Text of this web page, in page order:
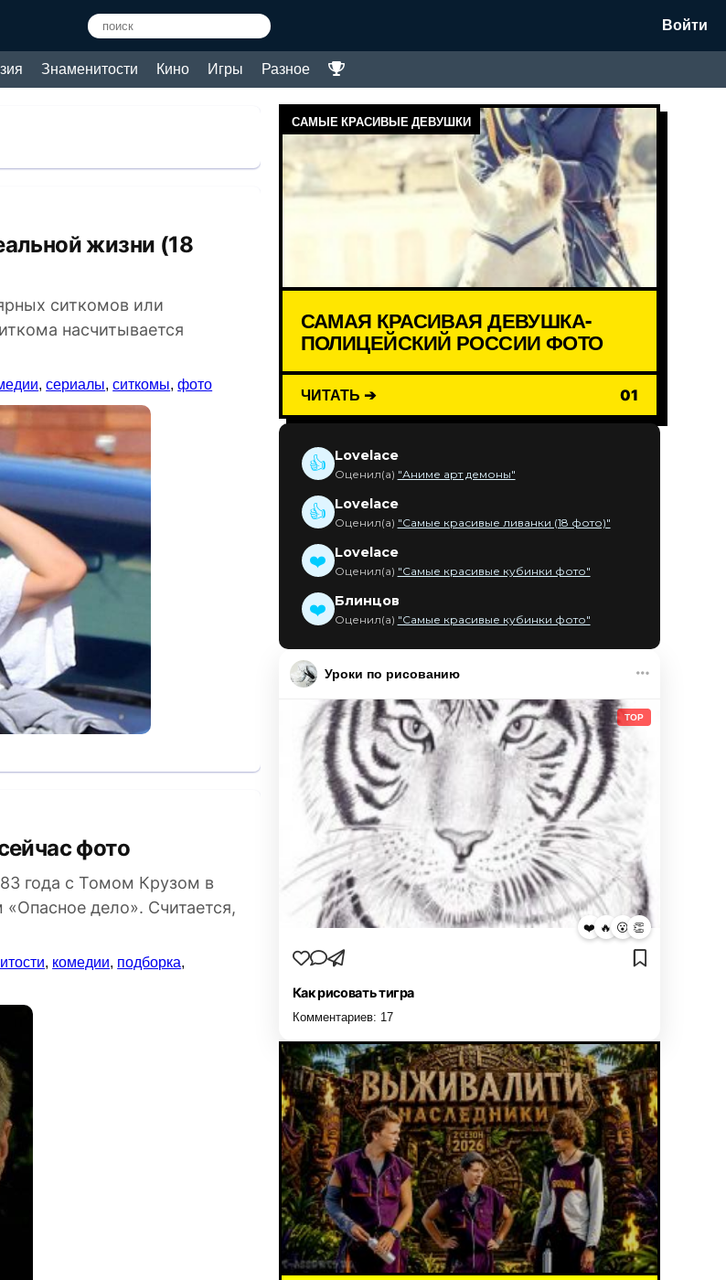
Войти
Знаменитости Кино Игры Разное
ситкомов или
насчитывается
,сериалы,ситкомы,фото
фото
года с Томом Крузом в
дело». Считается,
, комедии, подборка,
САМЫЕ КРАСИВЫЕ ДЕВУШКИ
САМАЯ КРАСИВАЯ ДЕВУШКА-
ПОЛИЦЕЙСКИЙ РОССИИ ФОТО
ЧИТАТЬ ➔ 01
👍 Lovelace
Оценил(а) "Аниме арт демоны"
👍 Lovelace
Оценил(а) "Самые красивые ливанки (18 фото)"
❤️ Lovelace
Оценил(а) "Самые красивые кубинки фото"
❤️ Блинцов
Оценил(а) "Самые красивые кубинки фото"
Уроки по рисованию
TOP
❤️ 🔥 😮 👏
Как рисовать тигра
Комментариев: 17